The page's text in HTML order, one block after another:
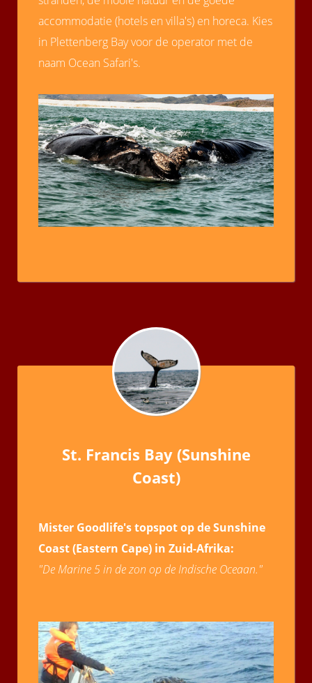
accommodatie (hotels en villa's) en horeca. Kies
in Plettenberg Bay voor de operator met de
naam Ocean Safari's.
St. Francis Bay (Sunshine
Coast)
Mister Goodlife's topspot op de Sunshine
Coast (Eastern Cape) in Zuid-Afrika:
"De Marine 5 in de zon op de Indische Oceaan."